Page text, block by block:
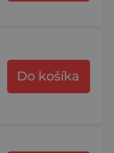
Do košíka